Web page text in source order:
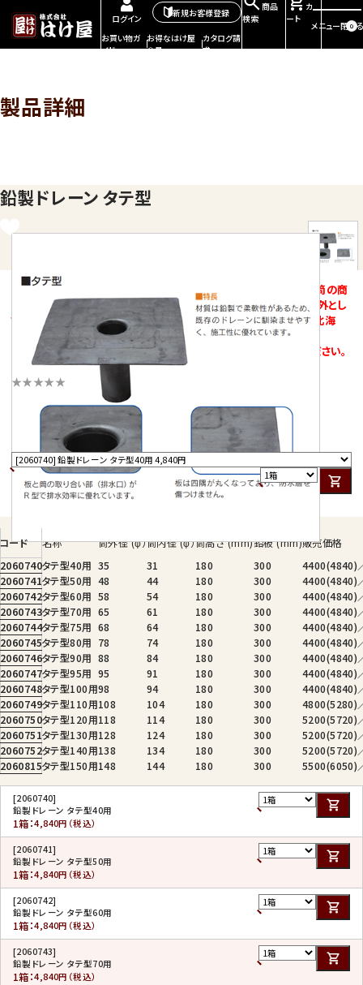
ログイン
新規お客様登録
お買い物ガ
イド
お得なはけ屋
会員
カタログ請
求
商品
検索
カ
ート
0
メニュー閉じる
製品詳細
鉛製ドレーン タテ型
※鉛製ドレーン、ゴムドレーン、塩ビ製ドレーン、銅製ドレーン、脱気筒の商
品はどのサイズの物でも2個以上の場合は送料はかかりません。例外とし
て脱気筒1個、ドレーン1個の場合、送料は別途かかります。ただし、北海
道・沖縄・離島は送料がかかりますので、ご了承ください。
※商品の返品には、メーカー手数料が発生致しますのでご注意ください。
※鉛厚み約1.5～1.7ｍｍになります。
★★★★★
この商品にはまだレビューがありません。
最初のレビューを投稿する
コード 名称 筒外径 (φ）筒内径 (φ）筒高さ (mm)鉛板 (mm)販売価格
2060740タテ型40用 35 31 180 300
4400(4840)
2060741タテ型50用 48 44 180 300
4400(4840)
2060742タテ型60用 58 54 180 300
4400(4840)
2060743タテ型70用 65 61 180 300
4400(4840)
2060744タテ型75用 68 64 180 300
4400(4840)
2060745タテ型80用 78 74 180 300
4400(4840)
2060746タテ型90用 88 84 180 300
4400(4840)
2060747タテ型95用 95 91 180 300
4400(4840)
2060748タテ型100用98 94 180 300
4400(4840)
2060749タテ型110用108 104 180 300
4800(5280)
2060750タテ型120用118 114 180 300
5200(5720)
2060751タテ型130用128 124 180 300
5200(5720)
2060752タテ型140用138 134 180 300
5200(5720)
2060815タテ型150用148 144 180 300 5500(6050)
[2060740]
鉛製ドレーン タテ型40用
1箱：4,840円（税込）
[2060741]
鉛製ドレーン タテ型50用
1箱：4,840円（税込）
[2060742]
鉛製ドレーン タテ型60用
1箱：4,840円（税込）
[2060743]
鉛製ドレーン タテ型70用
1箱：4,840円（税込）